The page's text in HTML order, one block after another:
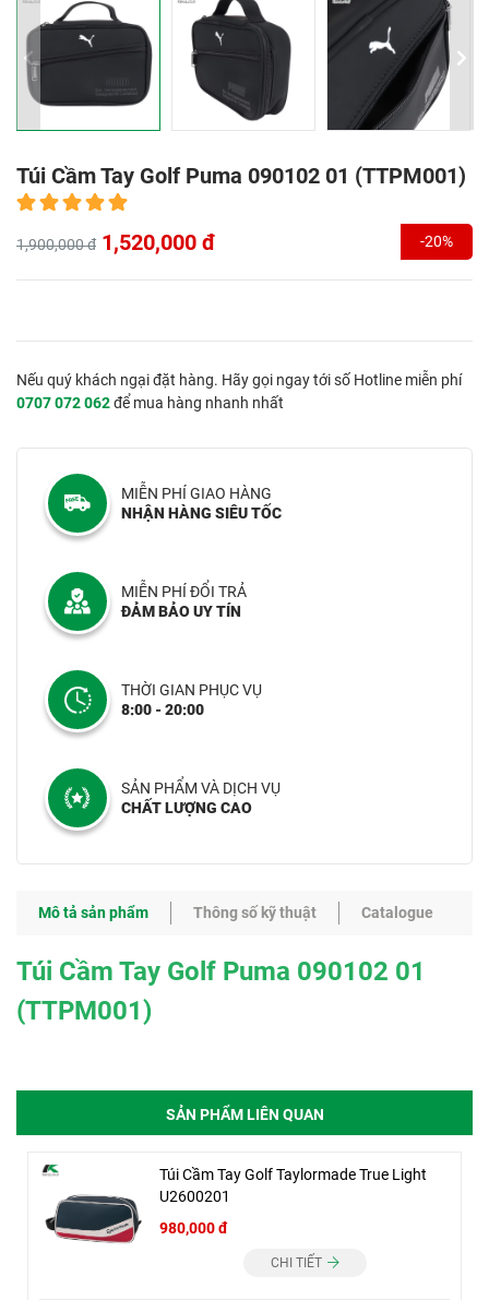
Túi Cầm Tay Golf Puma 090102 01 (TTPM001)
1,900,000 đ 1,520,000 đ -20%
Nếu quý khách ngại đặt hàng. Hãy gọi ngay tới số Hotline miễn phí
0707 072 062để mua hàng nhanh nhất
MIỄN PHÍ GIAO HÀNG
NHẬN HÀNG SIÊU TỐC
MIỄN PHÍ ĐỔI TRẢ
ĐẢM BẢO UY TÍN
THỜI GIAN PHỤC VỤ
8:00 - 20:00
SẢN PHẨM VÀ DỊCH VỤ
CHẤT LƯỢNG CAO
Mô tả sản phẩm Thông số kỹ thuật Catalogue
Túi Cầm Tay Golf Puma 090102 01
(TTPM001)
SẢN PHẨM LIÊN QUAN
Túi Cầm Tay Golf Taylormade True Light
U2600201
980,000 đ
CHI TIẾT